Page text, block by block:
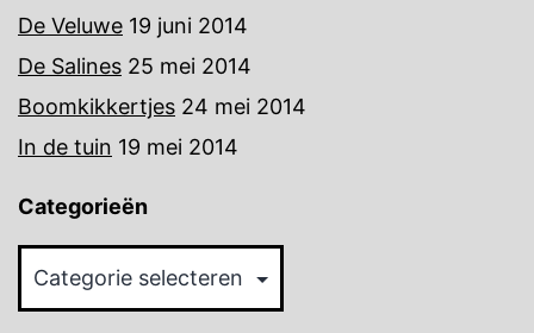
De Veluwe 19 juni 2014
De Salines 25 mei 2014
Boomkikkertjes 24 mei 2014
In de tuin 19 mei 2014
Categorieën